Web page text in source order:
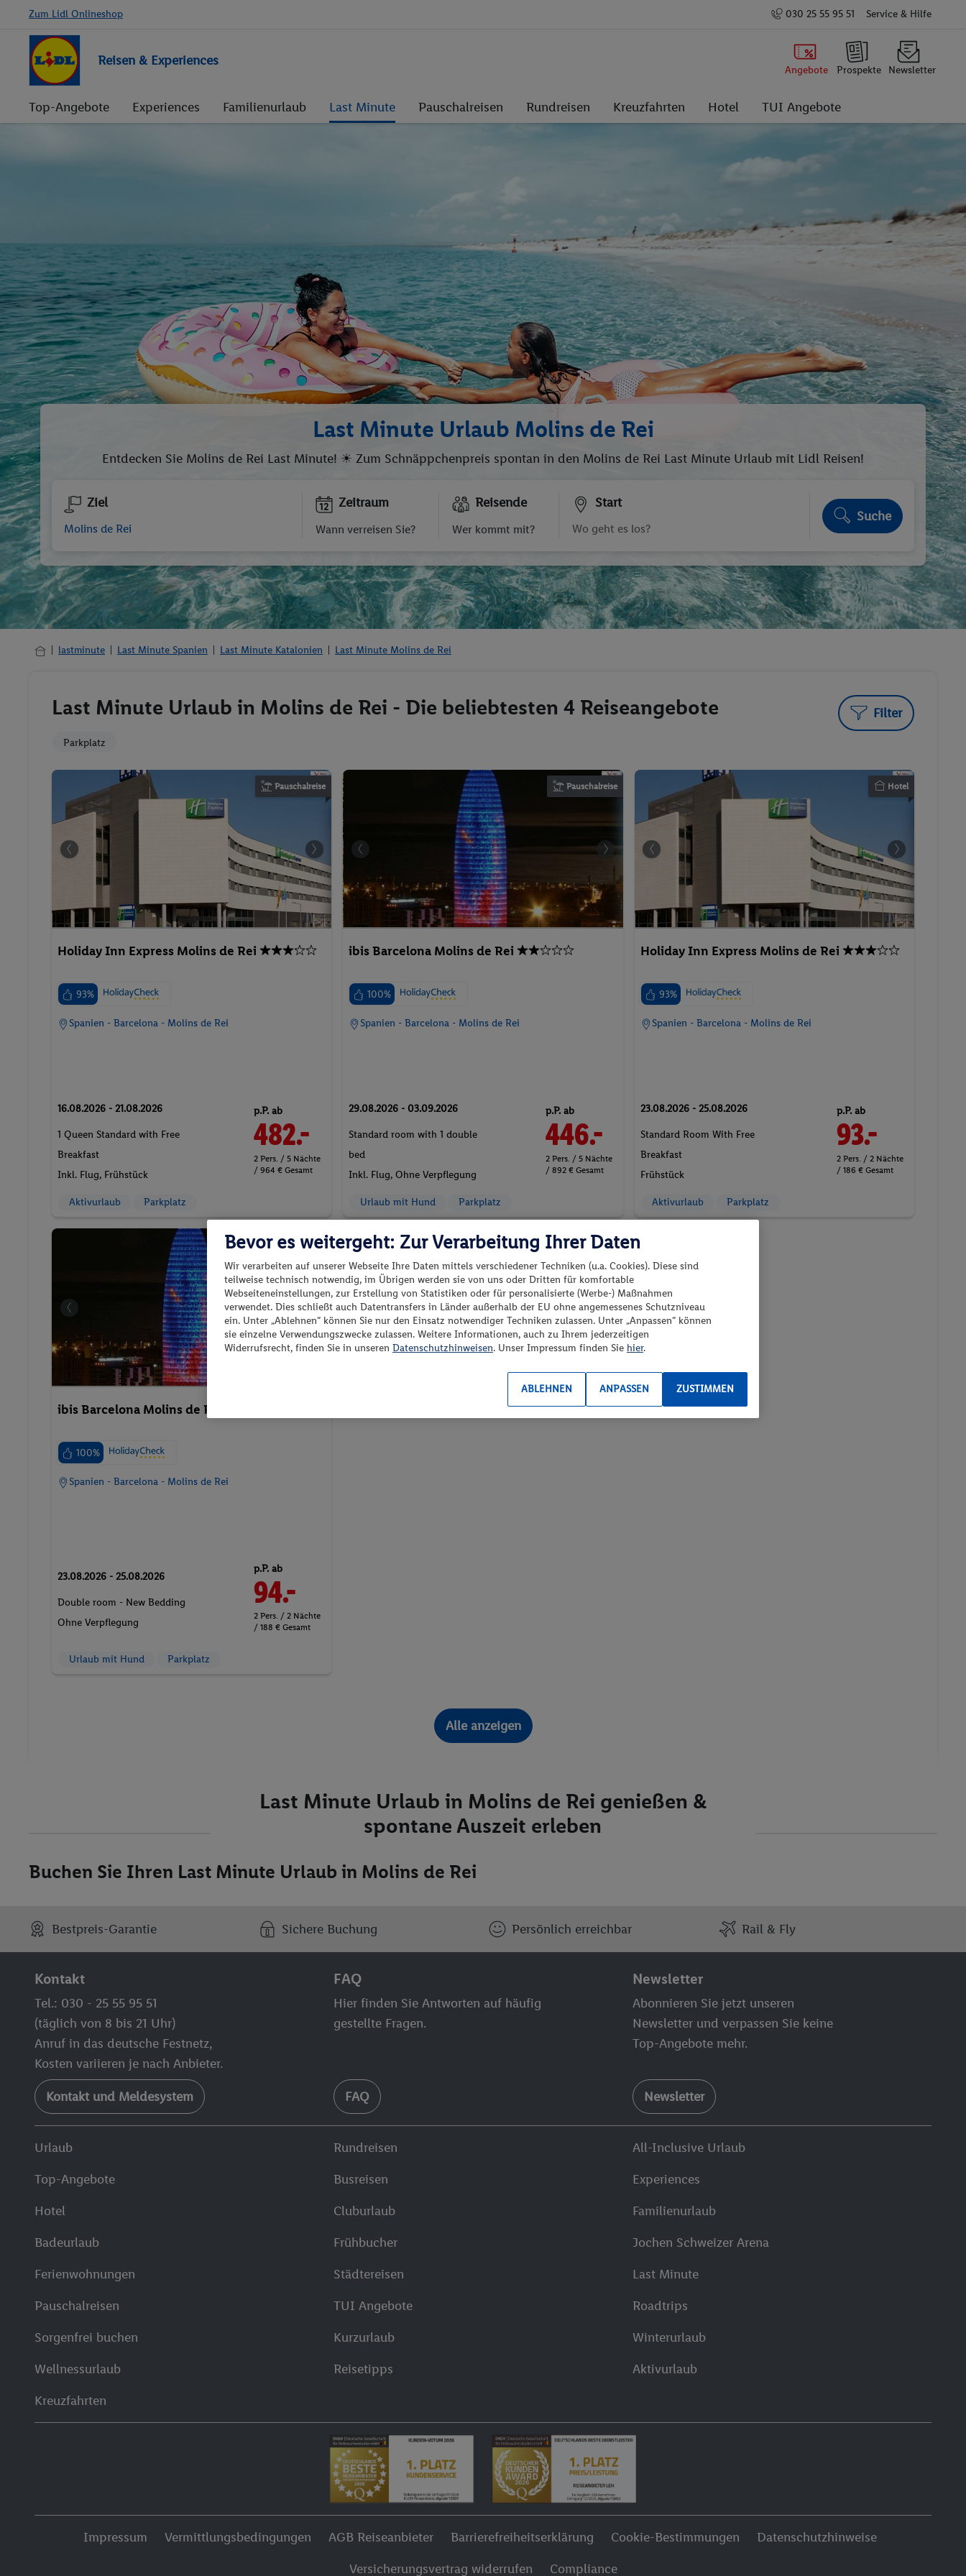
Zum Lidl Onlineshop 030 25 55 95 51 Service & Hilfe
Reisen & Experiences
Angebote Prospekte Newsletter
Top-Angebote Experiences Familienurlaub Last Minute Pauschalreisen Rundreisen Kreuzfahrten Hotel TUI Angebote
Last Minute Urlaub Molins de Rei
Entdecken Sie Molins de Rei Last Minute! ☀ Zum Schnäppchenpreis spontan in den Molins de Rei Last Minute Urlaub mit Lidl Reisen!
Ziel Zeitraum
Wann verreisen Sie?
Reisende
Wer kommt mit?
Start
Suche
lastminute Last Minute Spanien Last Minute Katalonien Last Minute Molins de Rei
Last Minute Urlaub in Molins de Rei - Die beliebtesten 4 Reiseangebote Filter
Parkplatz
Pauschalreise
Holiday Inn Express Molins de Rei
93%
Spanien - Barcelona - Molins de Rei
16.08.2026 - 21.08.2026
1 Queen Standard with Free
Breakfast
Inkl. Flug, Frühstück
p.P. ab
482.-
2 Pers. / 5 Nächte
/ 964 € Gesamt
Aktivurlaub Parkplatz
Pauschalreise
ibis Barcelona Molins de Rei
100%
Spanien - Barcelona - Molins de Rei
29.08.2026 - 03.09.2026
Standard room with 1 double
bed
Inkl. Flug,Ohne Verpflegung
p.P. ab
446.-
2 Pers. / 5 Nächte
/ 892 € Gesamt
Urlaub mit Hund Parkplatz
Hotel
Holiday Inn Express Molins de Rei
93%
Spanien - Barcelona - Molins de Rei
23.08.2026 - 25.08.2026
Standard Room With Free
Breakfast
Frühstück
p.P. ab
93.-
2 Pers. / 2 Nächte
/ 186 € Gesamt
Aktivurlaub Parkplatz
Hotel
ibis Barcelona Molins de Rei
100%
Spanien - Barcelona - Molins de Rei
23.08.2026 - 25.08.2026
Double room - New Bedding
Ohne Verpflegung
p.P. ab
94.-
2 Pers. / 2 Nächte
/ 188 € Gesamt
Urlaub mit Hund Parkplatz
Alle anzeigen
Last Minute Urlaub in Molins de Rei genießen &
spontane Auszeit erleben
Buchen Sie Ihren Last Minute Urlaub in Molins de Rei
Bestpreis-Garantie Sichere Buchung Persönlich erreichbar Rail & Fly
Kontakt
Tel.: 030 - 25 55 95 51
(täglich von 8 bis 21 Uhr)
Anruf in das deutsche Festnetz,
Kosten variieren je nach Anbieter.
Kontakt und Meldesystem
FAQ
Hier finden Sie Antworten auf häufig
gestellte Fragen.
FAQ
Newsletter
Abonnieren Sie jetzt unseren
Newsletter und verpassen Sie keine
Top-Angebote mehr.
Newsletter
Urlaub
Top-Angebote
Hotel
Badeurlaub
Ferienwohnungen
Pauschalreisen
Sorgenfrei buchen
Wellnessurlaub
Kreuzfahrten
Rundreisen
Busreisen
Cluburlaub
Frühbucher
Städtereisen
TUI Angebote
Kurzurlaub
Reisetipps
All-Inclusive Urlaub
Experiences
Familienurlaub
Jochen Schweizer Arena
Last Minute
Roadtrips
Winterurlaub
Aktivurlaub
Impressum Vermittlungsbedingungen AGB Reiseanbieter Barrierefreiheitserklärung Cookie-Bestimmungen
Datenschutzhinweise
Versicherungsvertrag widerrufen
Compliance
Bevor es weitergeht: Zur Verarbeitung Ihrer Daten
Wir verarbeiten auf unserer Webseite Ihre Daten mittels verschiedener Techniken (u.a. Cookies). Diese sind
teilweise technisch notwendig, im Übrigen werden sie von uns oder Dritten für komfortable
Webseiteneinstellungen, zur Erstellung von Statistiken oder für personalisierte (Werbe-) Maßnahmen
verwendet. Dies schließt auch Datentransfers in Länder außerhalb der EU ohne angemessenes Schutzniveau
ein. Unter „Ablehnen“ können Sie nur den Einsatz notwendiger Techniken zulassen. Unter „Anpassen“ können
sie einzelne Verwendungszwecke zulassen. Weitere Informationen, auch zu Ihrem jederzeitigen
Widerrufsrecht, finden Sie in unseren Datenschutzhinweisen. Unser Impressum finden Sie hier.
ZUSTIMMEN
ANPASSEN
ABLEHNEN